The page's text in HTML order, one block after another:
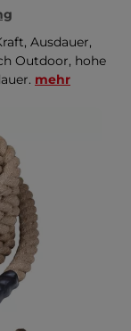
Ausdauer,
Outdoor, hohe
mehr